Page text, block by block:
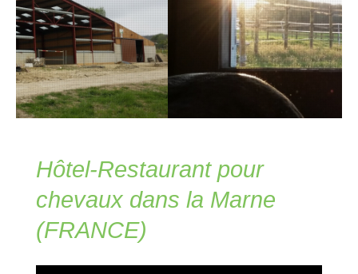
Hôtel-Restaurant pour
chevaux dans la Marne
(FRANCE)